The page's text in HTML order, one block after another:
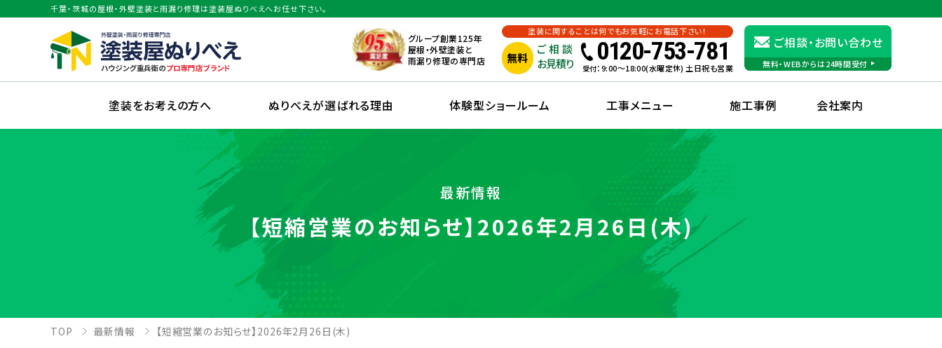
千葉・茨城の屋根・外壁塗装と雨漏り修理は塗装屋ぬりべえへお任せ下さい。
グループ創業125年
屋根・外壁塗装と
雨漏り修理の専門店
塗装に関することは何でもお気軽にお電話下さい！
無料
ご相談
お見積り
0120-753-781
受付：9:00〜18:00(水曜定休) 土日祝も営業
ご相談・お問い合わせ
無料・WEBからは24時間受付
塗装をお考えの方へ ぬりべえが選ばれる理由 体験型ショールーム 工事メニュー 施工事例 会社案内
最新情報
【短縮営業のお知らせ】2026年2月26日(木)
TOP 最新情報 【短縮営業のお知らせ】2026年2月26日(木)